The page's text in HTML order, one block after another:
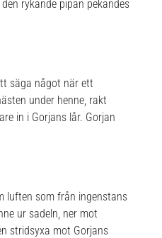
rykande pipan pekandes
säga något när ett
under henne, rakt
in i Gorjans lår. Gorjan
luften som från ingenstans
ur sadeln, ner mot
stridsyxa mot Gorjans